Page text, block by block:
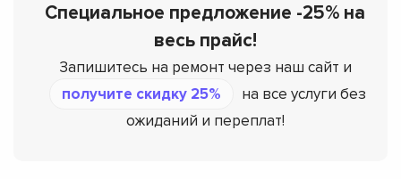
Специальное предложение -25% на
весь прайс!
Запишитесь на ремонт через наш сайт и
получите скидку 25%
на все услуги без
ожиданий и переплат!